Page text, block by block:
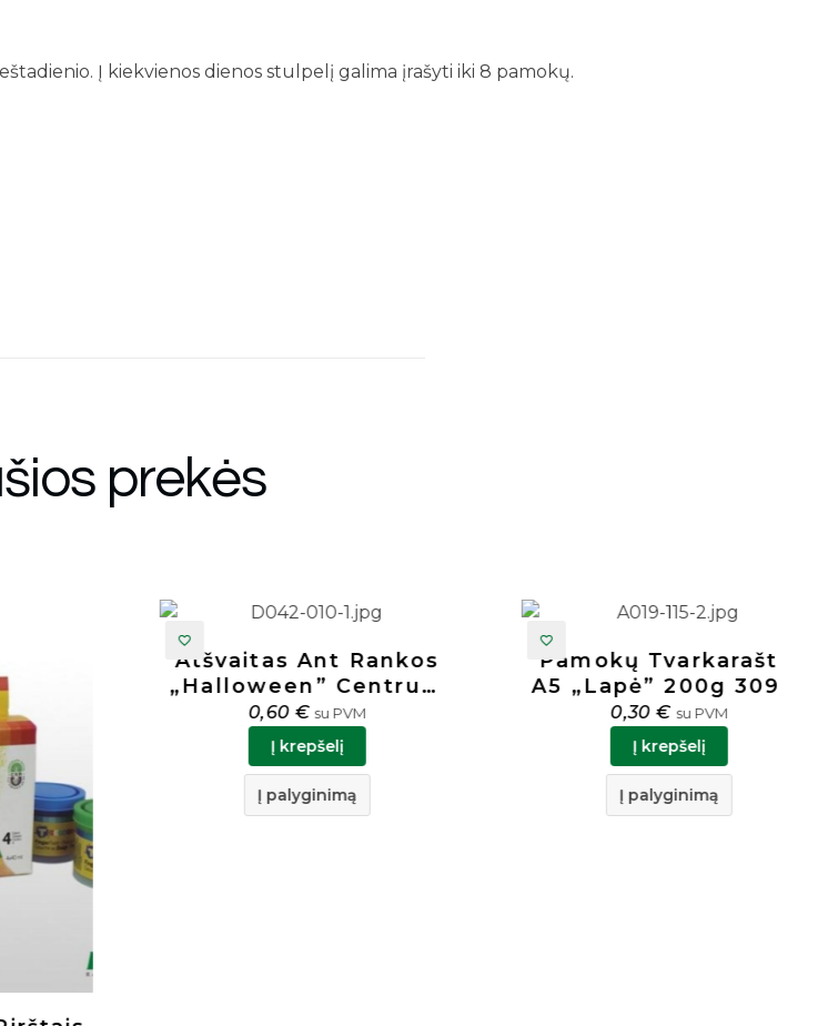
Į kiekvienos dienos stulpelį galima įrašyti iki 8 pamokų.
prekės
Atšvaitas Ant Rankos
„Halloween” Centrum
81869
€ su PVM
Į krepšelį
Į palyginimą
Pamokų Tvarkaraštis
A5 „Lapė” 200g 30917
€ su PVM
Į krepšelį
Į palyginimą